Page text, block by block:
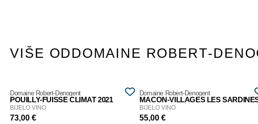
VIŠE ODDOMAINE ROBERT-
Domaine Robert-Denogent
POUILLY-FUISSE CLIMAT 2021
BIJELO VINO
73,00 €
Domaine Robert-Denogent
BIJELO VINO
55,00 €